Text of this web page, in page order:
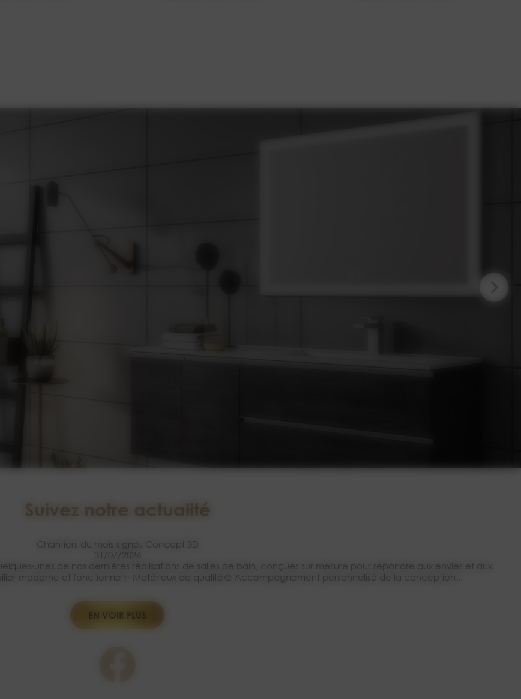
Suivez notre actualité
Chantiers du mois signés Concept 3D
31/07/2026
unes de nos dernières réalisations de salles de bain, conçues sur mesure pour répondre aux envies et aux
moderne et fonctionnel✨ Matériaux de qualité🎨 Accompagnement personnalisé de la conception...
EN VOIR PLUS